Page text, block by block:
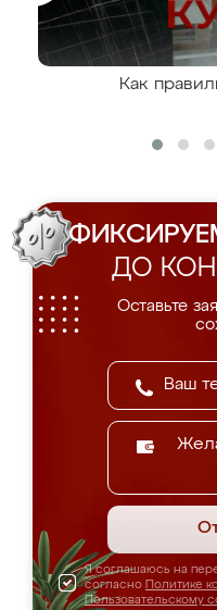
Как
ДО
Оставьте
Я соглашаюсь на
согласно Политике
Пользовательскому